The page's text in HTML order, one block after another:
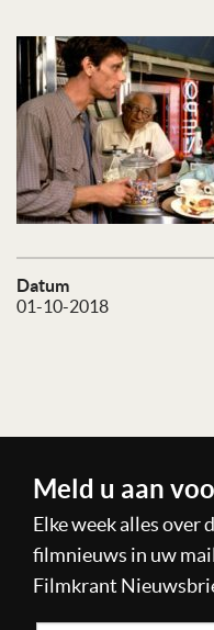
Datum
01-10-2018
Meld u aan
Elke week alles over
filmnieuws in uw
Filmkrant